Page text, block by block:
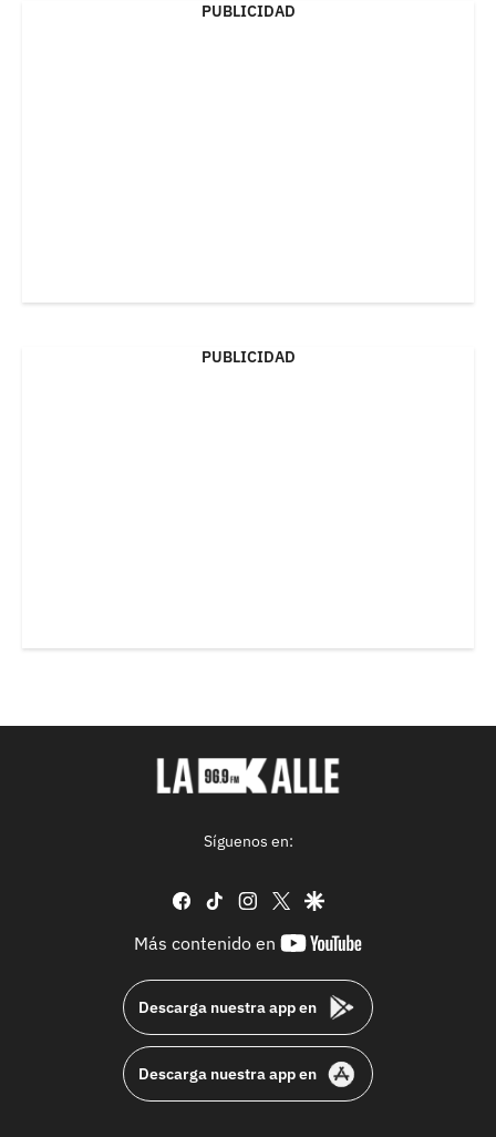
PUBLICIDAD
PUBLICIDAD
Síguenos en:
facebook
tiktok instagram
twittergoogle
Más contenido en
youtube-
Descarga nuestra app en
Descarga nuestra app en